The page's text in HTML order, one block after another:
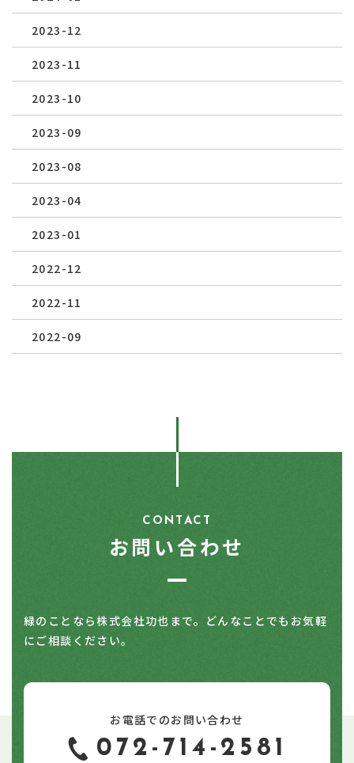
2023-12
2023-11
2023-10
2023-09
2023-08
2023-04
2023-01
2022-12
2022-11
2022-09
CONTACT
お問い合わせ
緑のことなら株式会社功也まで。どんなことでもお気軽
にご相談ください。
お電話でのお問い合わせ
072-714-2581